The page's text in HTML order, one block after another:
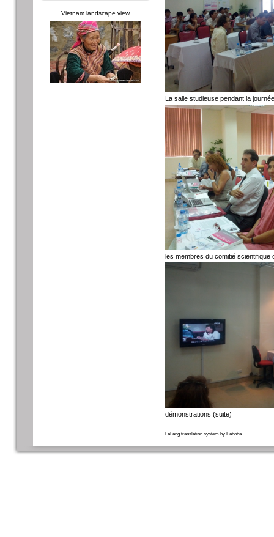
La salle studieuse pendant la
les membres du comitié scientifique
démonstrations (suite)
FaLang translation system by Faboba
Vietnam landscape view